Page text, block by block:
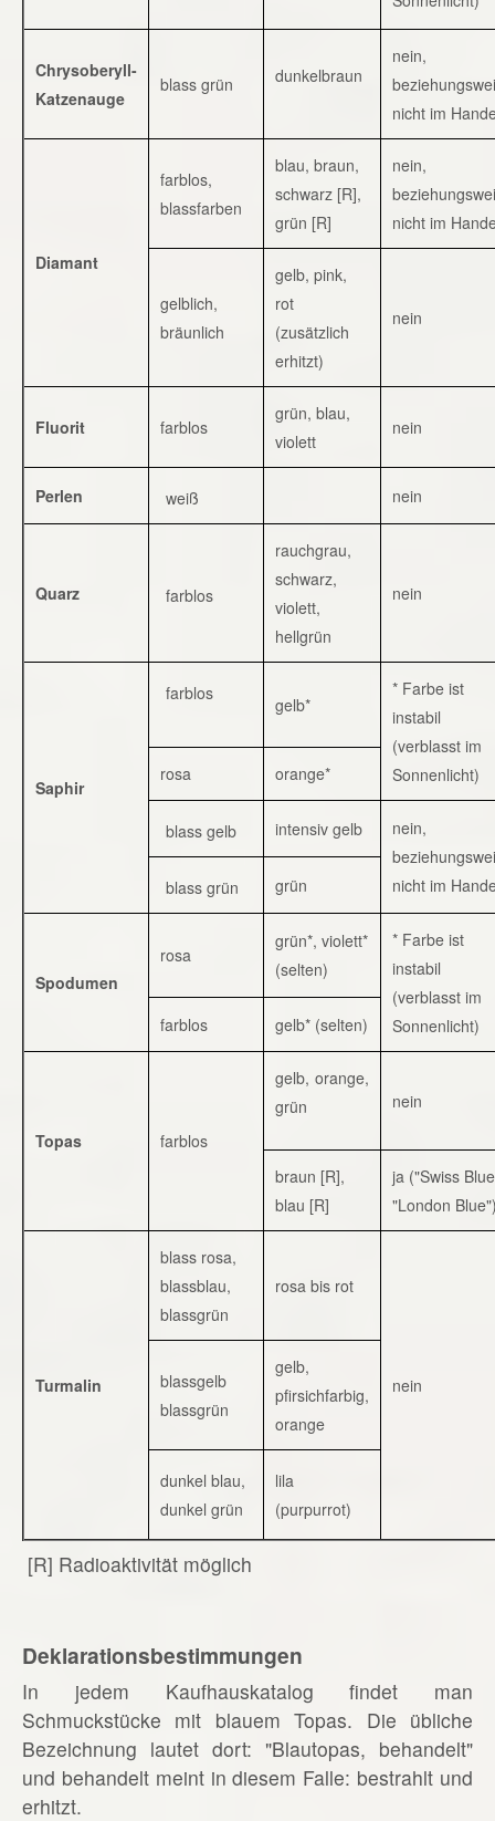
Chrysoberyll-
Katzenauge
blass grün dunkelbraun
nein,
nicht im
Diamant
farblos,
blassfarben
blau, braun,
schwarz [R],
grün [R]
nein,
nicht im
gelblich,
bräunlich
gelb, pink,
rot
(zusätzlich
erhitzt)
nein
Fluorit farblos
grün, blau,
violett
nein
Perlen weiß nein
Quarz farblos
rauchgrau,
schwarz,
violett,
hellgrün
nein
Saphir
farblos
gelb*
* Farbe ist
instabil
(verblasst im
Sonnenlicht)
rosa orange*
blass gelb intensiv gelb
nein,
nicht im
blass grün grün
Spodumen
rosa
grün*, violett*
(selten)
* Farbe ist
instabil
(verblasst im
Sonnenlicht)
farblos gelb* (selten)
Topas farblos
gelb, orange,
grün
nein
braun [R],
blau [R]
ja ("Swiss
"London
Turmalin
blass rosa,
blassblau,
blassgrün
rosa bis rot
nein
blassgelb
blassgrün
gelb,
pfirsichfarbig,
orange
dunkel blau,
dunkel grün
lila
(purpurrot)
[R] Radioaktivität möglich
Deklarationsbestimmungen
In jedem Kaufhauskatalog findet man
Schmuckstücke mit blauem Topas. Die übliche
Bezeichnung lautet dort: "Blautopas, behandelt"
und behandelt meint in diesem Falle: bestrahlt und
erhitzt.